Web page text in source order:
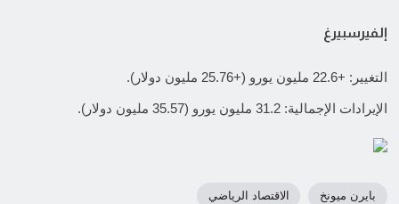
إلفيرسبيرغ
التغيير: +22.6 مليون يورو (+25.76 مليون دولار).
الإيرادات الإجمالية: 31.2 مليون يورو (35.57 مليون دولار).
بايرن ميونخ الاقتصاد الرياضي